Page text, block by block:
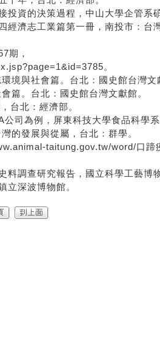
資的決策過程，中山大學企管系
經濟志工業篇第一冊，南投市：台
期，
。
境與社會篇。台北：國史館台灣文
篇。台北：國史館台灣文獻館。
台北：經濟部。
司為例，屏東科技大學食品科學系
的發展與從屬，台北：群學。
taitung.gov.tw/word/口蹄
調查研究報告，國立科學工藝博
立深波博物館。